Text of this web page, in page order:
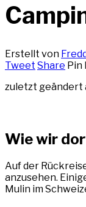
Erstellt von
Tweet Share Pin
zuletzt geändert
Wie wir
Auf der
anzusehen.
Mulin im